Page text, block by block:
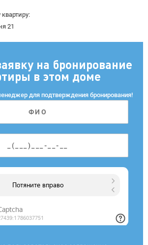
21
на бронирование
в этом доме
для подтверждения бронирования!